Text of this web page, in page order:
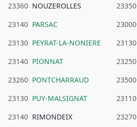
23360 NOUZEROLLES 23350
23140 PARSAC 23000
23130 PEYRAT-LA-NONIERE 23130
23140 PIONNAT 23250
23260 PONTCHARRAUD 23500
23130 PUY-MALSIGNAT 23110
23140 RIMONDEIX 23270